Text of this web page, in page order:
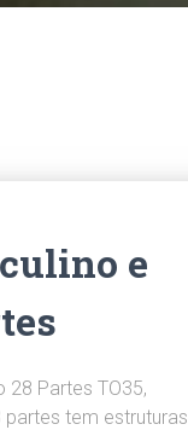
e
28 Partes TO35,
tem estruturas